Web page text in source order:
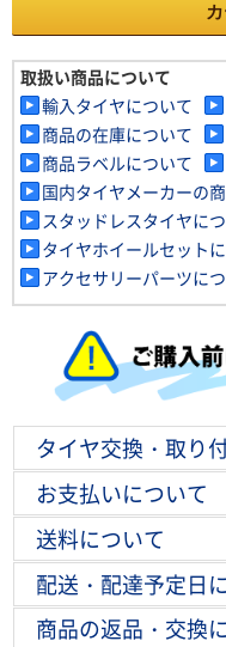
取扱い商品について
輸入タイヤについて
商品の在庫について
商品ラベルについて
国内タイヤメーカーの
スタッドレスタイヤに
タイヤホイールセット
アクセサリーパーツに
タイヤ交換・取り
お支払いについて
送料について
配送・配達予定日
商品の返品・交換